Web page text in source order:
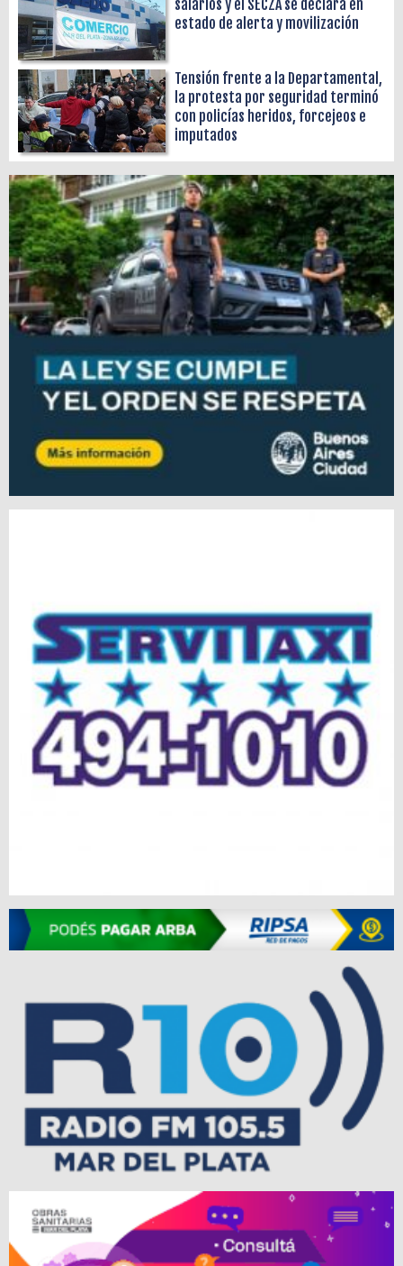
salarios y el SECZA se declara en
estado de alerta y movilización
Tensión frente a la Departamental,
la protesta por seguridad terminó
con policías heridos, forcejeos e
imputados